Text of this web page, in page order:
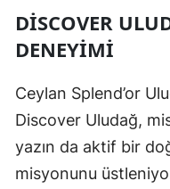
DISCOVER
DENEYIMI
Ceylan Splend’or
Discover Uludağ,
yazın da aktif bir
misyonunu